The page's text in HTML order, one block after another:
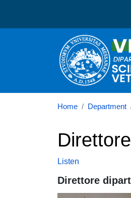
Dipartimento
Home Department
Direttore
Listen
Direttore